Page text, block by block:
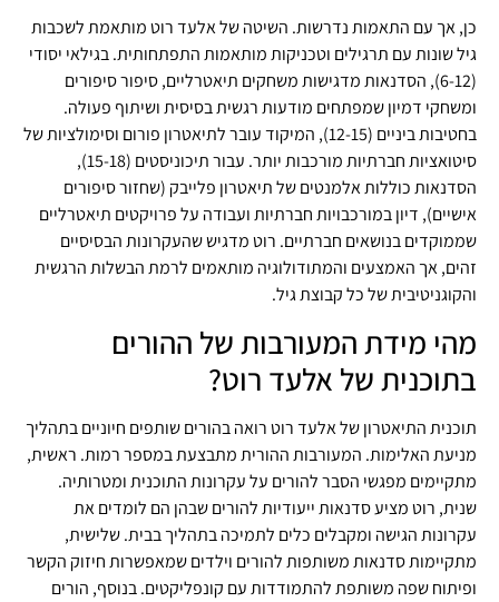
כן, אך עם התאמות נדרשות. השיטה של אלעד רוט מותאמת לשכבות
גיל שונות עם תרגילים וטכניקות מותאמות התפתחותית. בגילאי יסודי
(6-12), הסדנאות מדגישות משחקים תיאטרליים, סיפור סיפורים
ומשחקי דמיון שמפתחים מודעות רגשית בסיסית ושיתוף פעולה.
בחטיבות ביניים (12-15), המיקוד עובר לתיאטרון פורום וסימולציות של
סיטואציות חברתיות מורכבות יותר. עבור תיכוניסטים (15-18),
הסדנאות כוללות אלמנטים של תיאטרון פלייבק (שחזור סיפורים
אישיים), דיון במורכבויות חברתיות ועבודה על פרויקטים תיאטרליים
שממוקדים בנושאים חברתיים. רוט מדגיש שהעקרונות הבסיסיים
זהים, אך האמצעים והמתודולוגיה מותאמים לרמת הבשלות הרגשית
והקוגניטיבית של כל קבוצת גיל.
מהי מידת המעורבות של ההורים
בתוכנית של אלעד רוט?
תוכנית התיאטרון של אלעד רוט רואה בהורים שותפים חיוניים בתהליך
מניעת האלימות. המעורבות ההורית מתבצעת במספר רמות. ראשית,
מתקיימים מפגשי הסבר להורים על עקרונות התוכנית ומטרותיה.
שנית, רוט מציע סדנאות ייעודיות להורים שבהן הם לומדים את
עקרונות הגישה ומקבלים כלים לתמיכה בתהליך בבית. שלישית,
מתקיימות סדנאות משותפות להורים וילדים שמאפשרות חיזוק הקשר
ופיתוח שפה משותפת להתמודדות עם קונפליקטים. בנוסף, הורים